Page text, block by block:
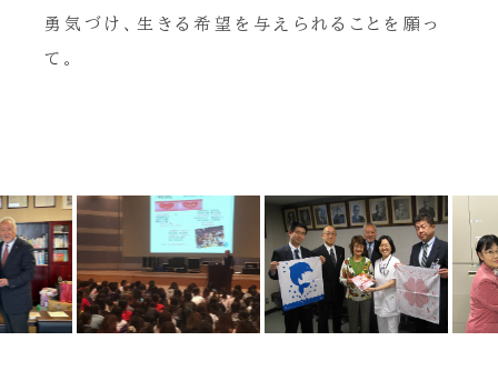
勇気づけ、生きる希望を与えられることを願っ
て。